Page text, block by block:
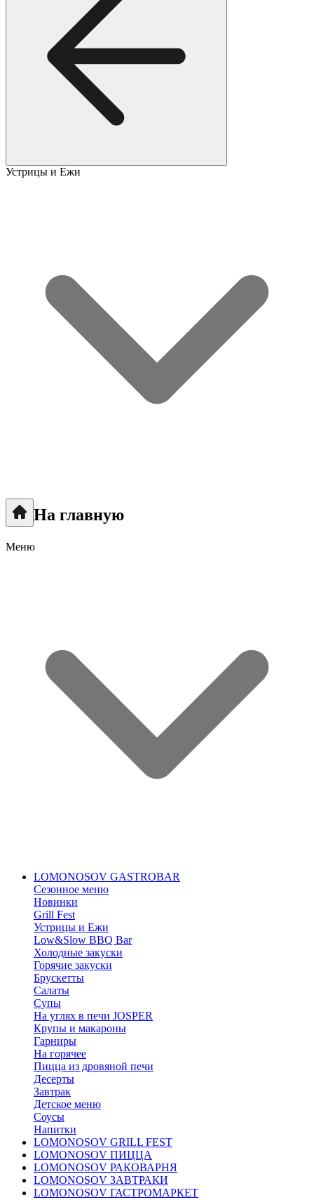
Устрицы и Ежи
На главную
Меню
LOMONOSOV GASTROBAR
Сезонное меню
Новинки
Grill Fest
Устрицы и Ежи
Low&Slow BBQ Bar
Холодные закуски
Горячие закуски
Брускетты
Салаты
Супы
На углях в печи JOSPER
Крупы и макароны
Гарниры
На горячее
Пицца из дровяной печи
Десерты
Завтрак
Детское меню
Соусы
Напитки
LOMONOSOV GRILL FEST
LOMONOSOV ПИЦЦА
LOMONOSOV РАКОВАРНЯ
LOMONOSOV ЗАВТРАКИ
LOMONOSOV ГАСТРОМАРКЕТ